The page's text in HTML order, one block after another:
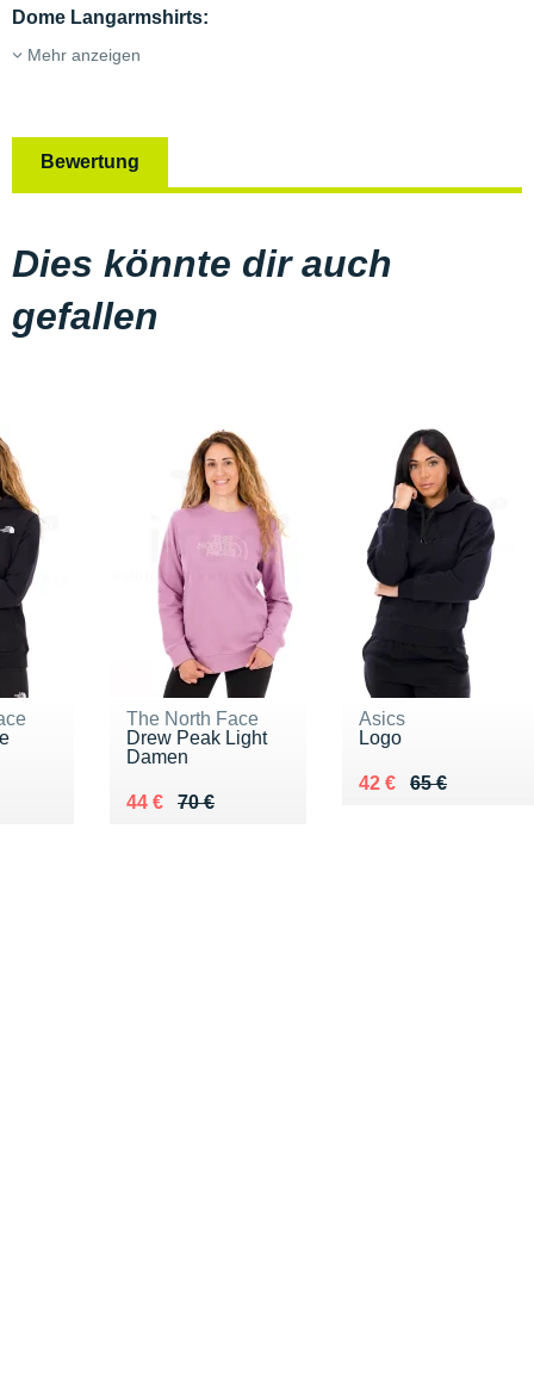
Dome Langarmshirts:
Mehr anzeigen
Bewertung
Dies könnte dir auch
gefallen
The North Face
Drew Peak Light
Damen
70 €
Au lieu de 70 €
44 €
Vendu 44 €
Asics
Logo
65 €
Au lieu de 65 €
42 €
Vendu 42 €